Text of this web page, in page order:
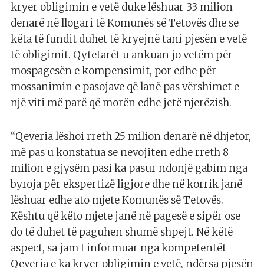
kryer obligimin e vetë duke lëshuar 33 milion
denarë në llogari të Komunës së Tetovës dhe se
këta të fundit duhet të kryejnë tani pjesën e vetë
të obligimit. Qytetarët u ankuan jo vetëm për
mospagesën e kompensimit, por edhe për
mossanimin e pasojave që lanë pas vërshimet e
një viti më parë që morën edhe jetë njerëzish.
“Qeveria lëshoi rreth 25 milion denarë në dhjetor,
më pas u konstatua se nevojiten edhe rreth 8
milion e gjysëm pasi ka pasur ndonjë gabim nga
byroja për ekspertizë ligjore dhe në korrik janë
lëshuar edhe ato mjete Komunës së Tetovës.
Kështu që këto mjete janë në pagesë e sipër ose
do të duhet të paguhen shumë shpejt. Në këtë
aspect, sa jam I informuar nga kompetentët
Qeveria e ka kryer obligimin e vetë, ndërsa pjesën